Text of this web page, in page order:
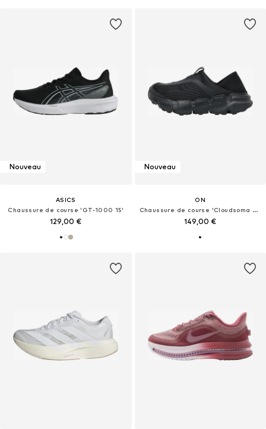
Nouveau
ASICS
Chaussure de course 'GT-1000 15'
129,00 €
Nouveau
ON
Chaussure de course 'Cloudsoma Moc'
149,00 €